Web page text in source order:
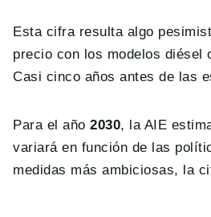
Esta cifra resulta algo
precio con los modelos diésel
Casi cinco años antes de las
Para el año 2030, la AIE
variará en función de las
medidas más ambiciosas, la